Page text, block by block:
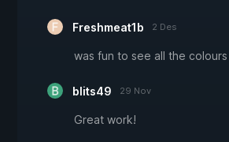
Freshmeat1b 2 Des
was fun to see all the colours
blits49 29 Nov
Great work!